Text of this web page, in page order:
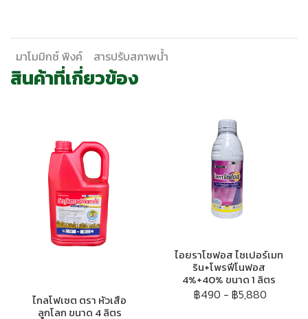
มาโมมิกซ์ พิงค์ สารปรับสภาพน้ำ
สินค้าที่เกี่ยวข้อง
ไกลโฟเซต ตรา หัวเสือ
ลูกโลก ขนาด 4 ลิตร
ไอยราโซฟอส ไซเปอร์เมท
ริน+โพรฟีโนฟอส
4%+40% ขนาด 1 ลิตร
฿490 - ฿5,880